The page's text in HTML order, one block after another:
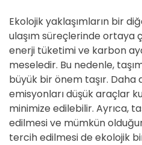
Ekolojik yaklaşımların bir
ulaşım süreçlerinde ortaya
enerji tüketimi ve karbon
meseledir. Bu nedenle,
büyük bir önem taşır. Daha
emisyonları düşük araçlar
minimize edilebilir. Ayrıca,
edilmesi ve mümkün
tercih edilmesi de ekolojik bir